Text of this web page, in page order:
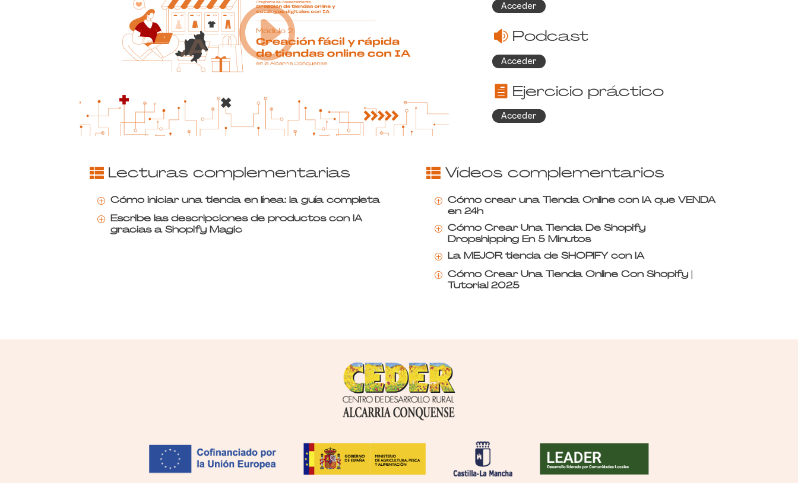
Acceder
Podcast
Acceder
Ejercicio práctico
Acceder
Lecturas complementarias
P Cómo iniciar una tienda en línea: la guía completa
P
Escribe las descripciones de productos con IA
gracias a Shopify Magic
Vídeos complementarios
P
Cómo crear una Tienda Online con IA que VENDA
en 24h
P
Cómo Crear Una Tienda De Shopify
Dropshipping En 5 Minutos
P La MEJOR tienda de SHOPIFY con IA
P
Cómo Crear Una Tienda Online Con Shopify |
Tutorial 2025